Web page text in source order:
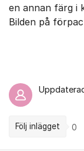
en annan färg i
Bilden på
Följ inlägget 0